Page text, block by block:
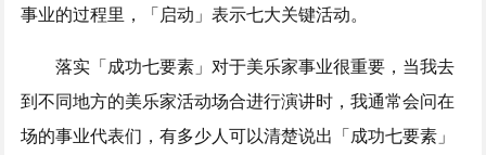
事业的过程里，「启动」表示七大关键活动。
落实「成功七要素」对于美乐家事业很重要，当我去
到不同地方的美乐家活动场合进行演讲时，我通常会问在
场的事业代表们，有多少人可以清楚说出「成功七要素」